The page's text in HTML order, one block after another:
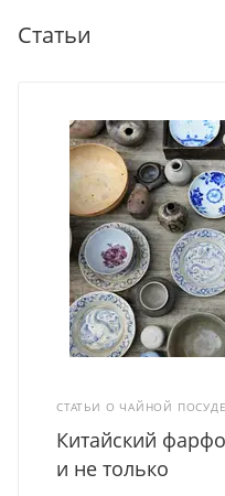
Статьи
СТАТЬИ О ЧАЙНОЙ ПОСУДЕ
Китайский
и не только